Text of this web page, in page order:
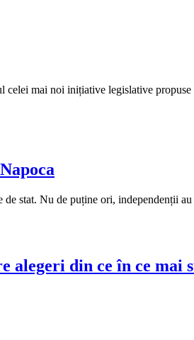
mai noi inițiative legislative propuse
de stat. Nu de puține ori, independenții
alegeri din ce în ce mai